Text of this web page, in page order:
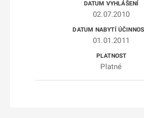
02.07.2010
01.01.2011
Platné